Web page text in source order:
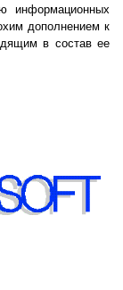
информационных
дополнением к
в состав ее